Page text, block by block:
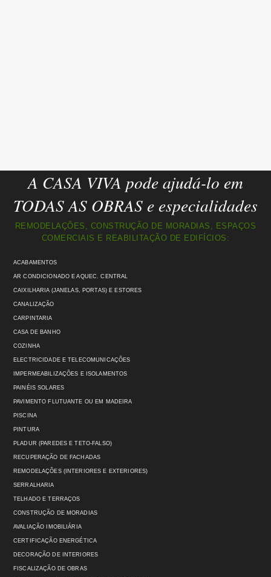
A CASA VIVA pode ajudá-lo em
TODAS AS OBRAS e especialidades
REMODELAÇÕES, CONSTRUÇÃO DE MORADIAS, ESPAÇOS
COMERCIAIS E REABILITAÇÃO DE EDIFÍCIOS:
ACABAMENTOS
AR CONDICIONADO E AQUEC. CENTRAL
CAIXILHARIA (JANELAS, PORTAS) E ESTORES
CANALIZAÇÃO
CARPINTARIA
CASA DE BANHO
COZINHA
ELECTRICIDADE E TELECOMUNICAÇÕES
IMPERMEABILIZAÇÕES E ISOLAMENTOS
PAINÉIS SOLARES
PAVIMENTO FLUTUANTE OU EM MADEIRA
PISCINA
PINTURA
PLADUR (PAREDES E TETO-FALSO)
RECUPERAÇÃO DE FACHADAS
REMODELAÇÕES (INTERIORES E EXTERIORES)
SERRALHARIA
TELHADO E TERRAÇOS
CONSTRUÇÃO DE MORADIAS
AVALIAÇÃO IMOBILIÁRIA
CERTIFICAÇÃO ENERGÉTICA
DECORAÇÃO DE INTERIORES
FISCALIZAÇÃO DE OBRAS